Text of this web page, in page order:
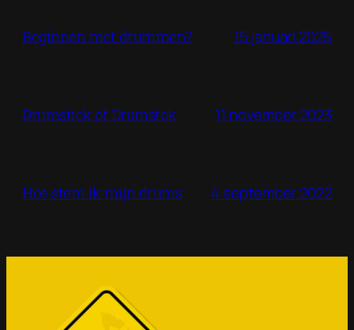
Beginnen met drummen? 15 januari 2025
Drumstick of Drumstok 11 november 2023
Hoe stem ik mijn drums 4 september 2022